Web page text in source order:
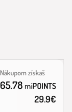
Nákupom získaš
65.78 miPOINTS
29.9€